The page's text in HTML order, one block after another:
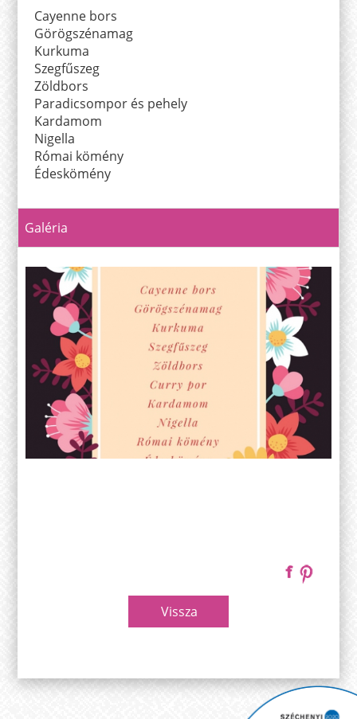
Cayenne bors
Görögszénamag
Kurkuma
Szegfűszeg
Zöldbors
Paradicsompor és pehely
Kardamom
Nigella
Római kömény
Édeskömény
Galéria
Vissza